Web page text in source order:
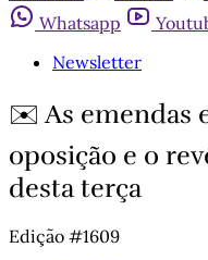
Whatsapp
Newsletter
✉️ As emendas
oposição e o
desta terça
Edição #1609